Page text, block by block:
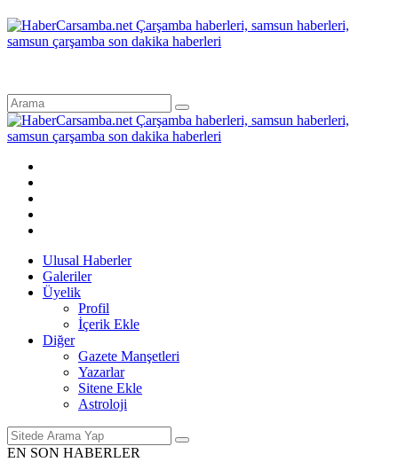
Ulusal Haberler
Galeriler
Üyelik
Profil
İçerik Ekle
Diğer
Gazete Manşetleri
Yazarlar
Sitene Ekle
Astroloji
EN SON HABERLER